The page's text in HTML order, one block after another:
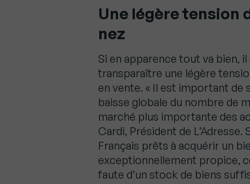
Une légère tension
nez
Si en apparence tout va bien,
transparaître une légère
en vente. « Il est important de
baisse globale du nombre de
marché plus importante des
Cardi, Président de
Français prêts à acquérir un
exceptionnellement propice,
faute d’un stock de biens